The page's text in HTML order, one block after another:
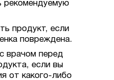
рекомендуемую
продукт, если
повреждена.
врачом перед
если вы
от какого-либо